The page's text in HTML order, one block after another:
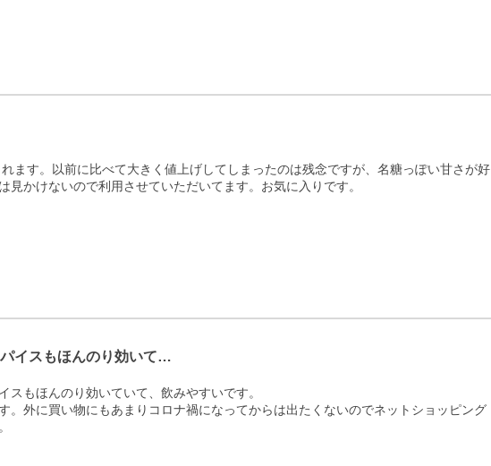
ます。以前に比べて大きく値上げしてしまったのは残念ですが、名糖っぽい甘さが好
見かけないので利用させていただいてます。お気に入りです。
イスもほんのり効いて…
スもほんのり効いていて、飲みやすいです。
。外に買い物にもあまりコロナ禍になってからは出たくないのでネットショッピング